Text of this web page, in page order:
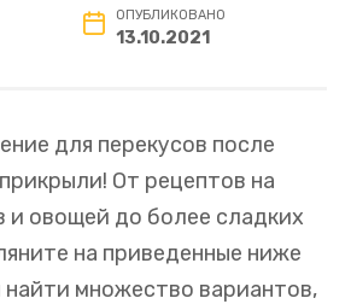
ОПУБЛИКОВАНО
13.10.2021
для перекусов после
От рецептов на
и овощей до более сладких
на приведенные ниже
множество вариантов,